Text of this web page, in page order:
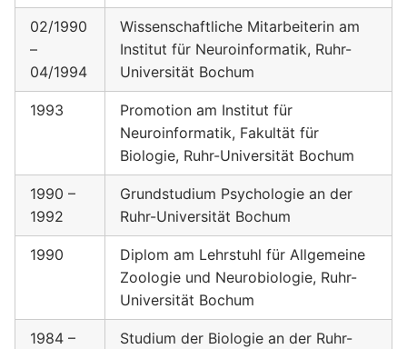
02/1990
–
04/1994
Wissenschaftliche Mitarbeiterin am
Institut für Neuroinformatik, Ruhr-
Universität Bochum
1993
Promotion am Institut für
Neuroinformatik, Fakultät für
Biologie, Ruhr-Universität Bochum
1990 –
1992
Grundstudium Psychologie an der
Ruhr-Universität Bochum
1990
Diplom am Lehrstuhl für Allgemeine
Zoologie und Neurobiologie, Ruhr-
Universität Bochum
1984 –
Studium der Biologie an der Ruhr-